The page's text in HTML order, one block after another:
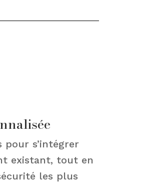
pour s’intégrer
existant, tout en
les plus